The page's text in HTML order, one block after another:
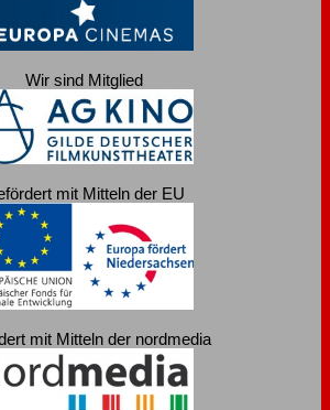
Wir sind Mitglied
mit Mitteln der EU
mit Mitteln der nordmedia